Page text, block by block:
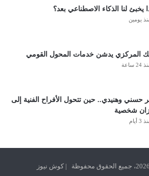
يخبئ لنا الذكاء الاصطناعي بعد؟
يومين
المركزي يدشن خدمات المحول القومي
24 ساعة
حسني وهنيدي.. حين تتحول الأفراح الفنية إلى
شخصية
3 أيام